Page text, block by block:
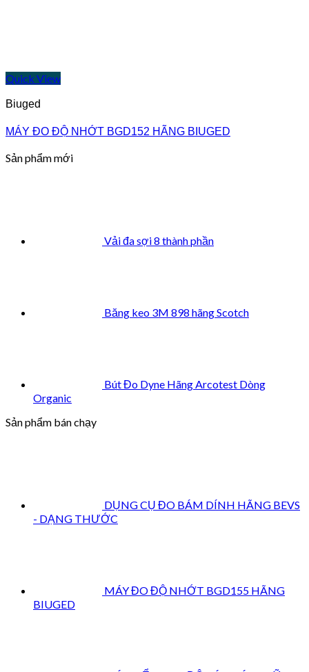
Quick View
Biuged
MÁY ĐO ĐỘ NHỚT BGD152 HÃNG BIUGED
Sản phẩm mới
Vải đa sợi 8 thành phần
Băng keo 3M 898 hãng Scotch
Bút Đo Dyne Hãng Arcotest Dòng
Organic
Sản phẩm bán chạy
DỤNG CỤ ĐO BÁM DÍNH HÃNG BEVS
- DẠNG THƯỚC
MÁY ĐO ĐỘ NHỚT BGD155 HÃNG
BIUGED